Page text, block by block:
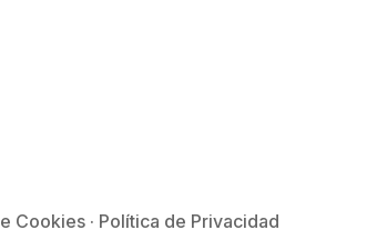
Cookies · Política de Privacidad